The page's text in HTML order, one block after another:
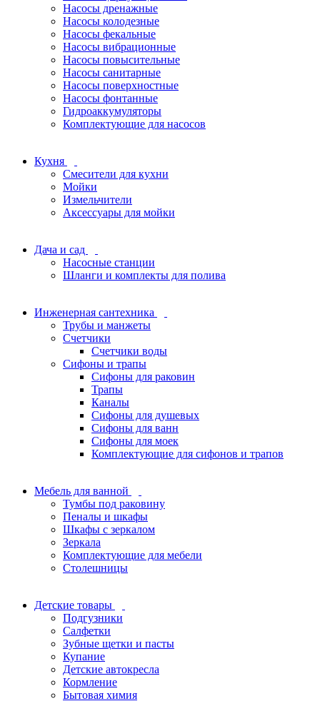
Насосы дренажные
Насосы колодезные
Насосы фекальные
Насосы вибрационные
Насосы повысительные
Насосы санитарные
Насосы поверхностные
Насосы фонтанные
Гидроаккумуляторы
Комплектующие для насосов
Кухня
Смесители для кухни
Мойки
Измельчители
Аксессуары для мойки
Дача и сад
Насосные станции
Шланги и комплекты для полива
Инженерная сантехника
Трубы и манжеты
Счетчики
Счетчики воды
Сифоны и трапы
Сифоны для раковин
Трапы
Каналы
Сифоны для душевых
Сифоны для ванн
Сифоны для моек
Комплектующие для сифонов и трапов
Мебель для ванной
Тумбы под раковину
Пеналы и шкафы
Шкафы с зеркалом
Зеркала
Комплектующие для мебели
Столешницы
Детские товары
Подгузники
Салфетки
Зубные щетки и пасты
Купание
Детские автокресла
Кормление
Бытовая химия